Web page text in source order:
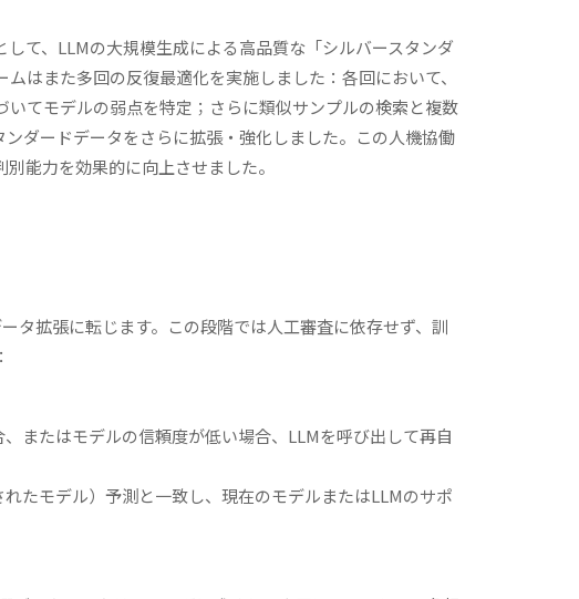
て、LLMの大規模生成による高品質な「シルバースタンダ
はまた多回の反復最適化を実施しました：各回において、
てモデルの弱点を特定；さらに類似サンプルの検索と複数
ダードデータをさらに拡張・強化しました。この人機協働
能力を効果的に向上させました。
タ拡張に転じます。この段階では人工審査に依存せず、訓
またはモデルの信頼度が低い場合、LLMを呼び出して再自
たモデル）予測と一致し、現在のモデルまたはLLMのサポ